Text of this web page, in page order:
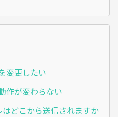
変更したい
作が変わらない
はどこから送信されますか